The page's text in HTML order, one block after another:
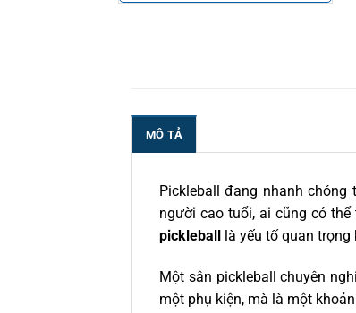
MÔ TẢ
Pickleball đang nhanh
người cao tuổi, ai cũng có
pickleball là yếu tố quan trọng
Một sân pickleball chuyên
một phụ kiện, mà là một